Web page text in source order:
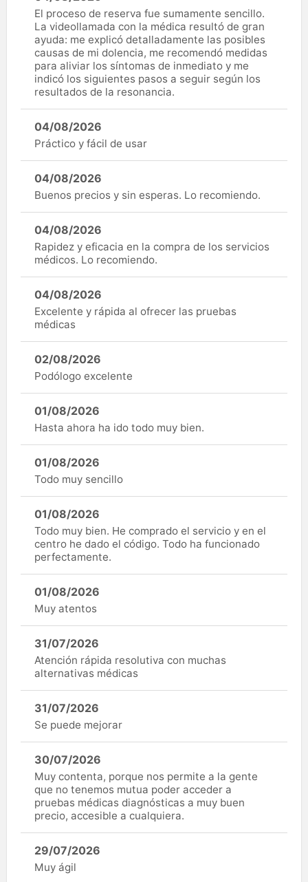
El proceso de reserva fue sumamente sencillo.
La videollamada con la médica resultó de gran
ayuda: me explicó detalladamente las posibles
causas de mi dolencia, me recomendó medidas
para aliviar los síntomas de inmediato y me
indicó los siguientes pasos a seguir según los
resultados de la resonancia.
04/08/2026
Práctico y fácil de usar
04/08/2026
Buenos precios y sin esperas. Lo recomiendo.
04/08/2026
Rapidez y eficacia en la compra de los servicios
médicos. Lo recomiendo.
04/08/2026
Excelente y rápida al ofrecer las pruebas
médicas
02/08/2026
Podólogo excelente
01/08/2026
Hasta ahora ha ido todo muy bien.
01/08/2026
Todo muy sencillo
01/08/2026
Todo muy bien. He comprado el servicio y en el
centro he dado el código. Todo ha funcionado
perfectamente.
01/08/2026
Muy atentos
31/07/2026
Atención rápida resolutiva con muchas
alternativas médicas
31/07/2026
Se puede mejorar
30/07/2026
Muy contenta, porque nos permite a la gente
que no tenemos mutua poder acceder a
pruebas médicas diagnósticas a muy buen
precio, accesible a cualquiera.
29/07/2026
Muy ágil